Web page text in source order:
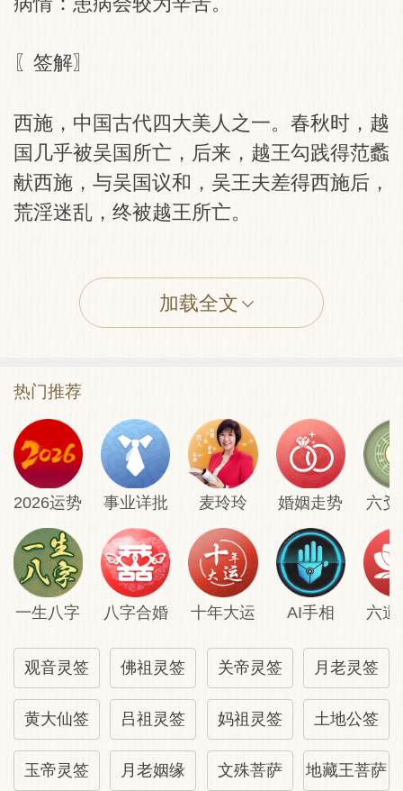
〖签解〗
西施，中国古代四大美人之一。春秋时，越
国几乎被吴国所亡，后来，越王勾践得范蠡
献西施，与吴国议和，吴王夫差得西施后，
荒淫迷乱，终被越王所亡。
这支签是说，西施这位浣纱女，美艳无双，
一笑倾城，再笑便令吴王倾国了。最不自量
的是丑女东施，整天模仿西施皱眉头的样
就是野鸡了，岂可以冒充凤凰呢？
流年：时运不好，宜修心，勿出外招惹事
非。
事业：今年有许多事都不如意，守得住，便
是成功的开始。
财富：常有无谓的花费，应减少不必要开
支。
家庭：家宅不安，有女人在搬弄是非。
姻缘：爱情基础不稳，易产生磨擦。
移居：一动不如一静。当心越搬越糟。
名誉：献丑不如藏拙，烦恼只为强出头。
健康：别无病，疑心生暗鬼。
加载全文
热门推荐
2026运势 事业详批 麦玲玲 婚姻走势 六爻
一生八字 八字合婚 十年大运 AI手相 六道
观音灵签 佛祖灵签 关帝灵签 月老灵签
黄大仙签 吕祖灵签 妈祖灵签 土地公签
玉帝灵签 月老姻缘 文殊菩萨 地藏王菩萨